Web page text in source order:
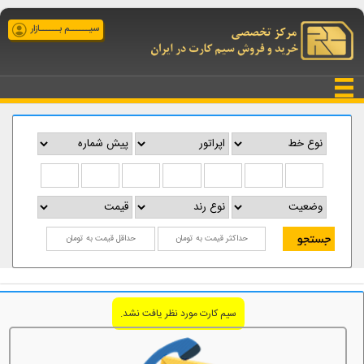
سیــــــم بــــــازار
سیم کارت مورد نظر یافت نشد.